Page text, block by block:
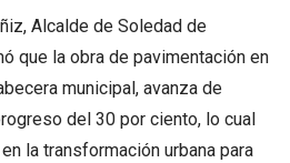
Alcalde de Soledad de
que la obra de pavimentación en
municipal, avanza de
del 30 por ciento, lo cual
la transformación urbana para